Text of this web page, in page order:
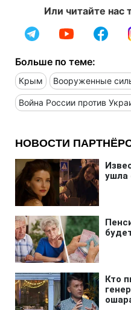
Или читайте нас
Больше по теме:
Крым Вооруженные
Война России против